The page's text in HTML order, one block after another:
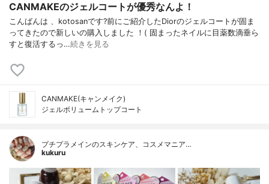
CANMAKEのジェルコートが優秀なんよ！
こんばんは 、kotosanです?前にご紹介したDiorのジェルコートが固ま
ってきたので新しいの購入しました ！( 固まったネイルに目薬数滴垂ら
すと復活するっ…続きを見る
CANMAKE(キャンメイク)
ジェルボリュームトップコート
プチプラメインのスキンケア、コスメマニア…
kukuru